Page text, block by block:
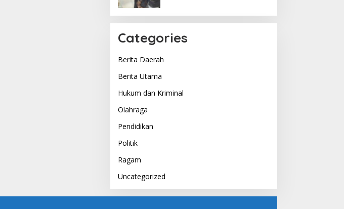
Categories
Berita Daerah
Berita Utama
Hukum dan Kriminal
Olahraga
Pendidikan
Politik
Ragam
Uncategorized